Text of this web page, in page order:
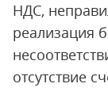
НДС,
реализация
отсутствие